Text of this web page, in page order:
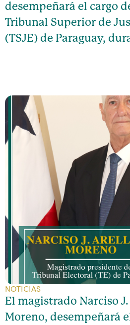
desempeñará el cargo
Tribunal Superior de
(TSJE) de Paraguay,
NOTICIAS
El magistrado Narciso
Moreno, desempeñará